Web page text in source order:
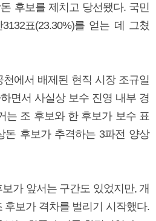
후보를 제치고 당선됐다. 국민
표(23.30%)를 얻는 데 그쳤
에서 배제된 현직 시장 조규일
면서 사실상 보수 진영 내부 경
는 조 후보와 한 후보가 보수 표
돈 후보가 추격하는 3파전 양상
가 앞서는 구간도 있었지만, 개
후보가 격차를 벌리기 시작했다.